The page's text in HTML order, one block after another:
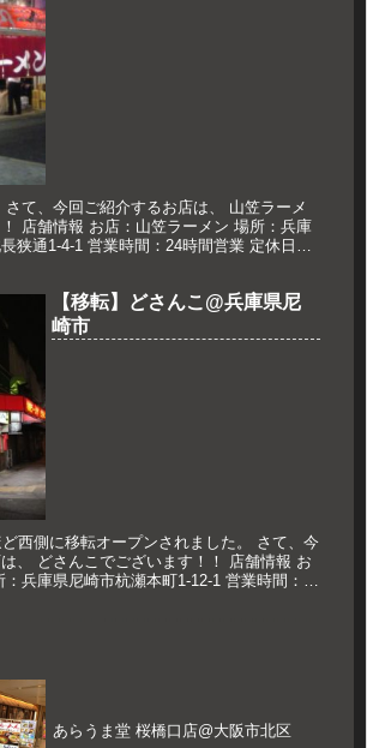
て、今回ご紹介するお店は、 山笠ラーメ
店舗情報 お店：山笠ラーメン 場所：兵庫
狭通1-4-1 営業時間：24時間営業 定休日：
【移転】どさんこ@兵庫県尼
崎市
西側に移転オープンされました。 さて、今
、 どさんこでございます！！ 店舗情報 お
兵庫県尼崎市杭瀬本町1-12-1 営業時間：
あらうま堂 桜橋口店@大阪市北区